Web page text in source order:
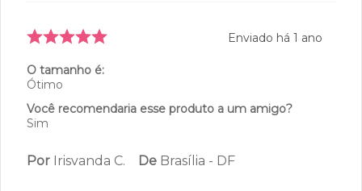
Enviado há 1 ano
O tamanho é:
Ótimo
Você recomendaria esse produto a um amigo?
Sim
Por Irisvanda C. De Brasília - DF